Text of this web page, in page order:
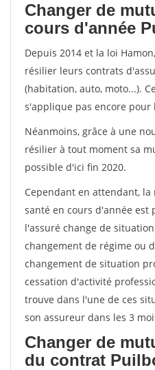
Changer de
cours d'année
Depuis 2014 et la loi
résilier leurs contrats
(habitation, auto, moto...).
s'applique pas encore pour
Néanmoins, grâce à une
résilier à tout moment sa
possible d'ici fin 2020.
Cependant en attendant,
santé en cours d'année est
l'assuré change de
changement de régime ou
changement de situation
cessation d'activité
trouve dans l'une de ces
son assureur dans les 3
Changer de
du contrat